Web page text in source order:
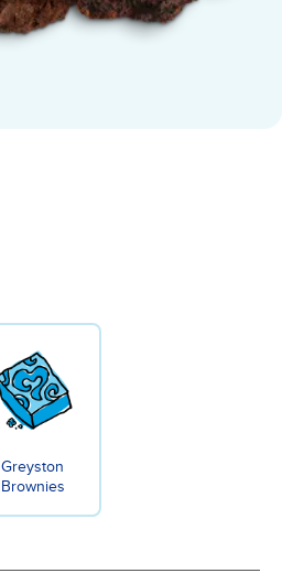
Greyston
Brownies